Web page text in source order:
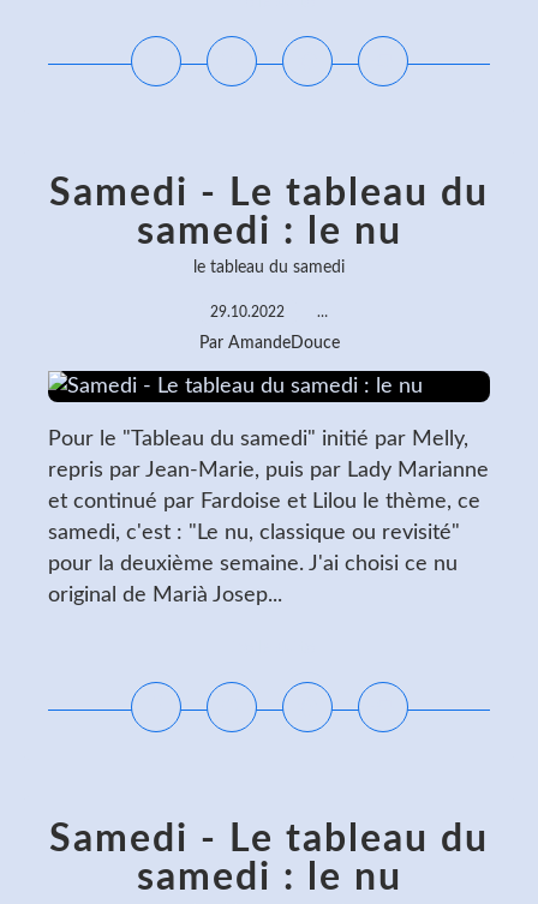
Samedi - Le tableau du
samedi : le nu
le tableau du samedi
29.10.2022 …
Par AmandeDouce
Pour le "Tableau du samedi" initié par Melly,
repris par Jean-Marie, puis par Lady Marianne
et continué par Fardoise et Lilou le thème, ce
samedi, c'est : "Le nu, classique ou revisité"
pour la deuxième semaine. J'ai choisi ce nu
original de Marià Josep...
Samedi - Le tableau du
samedi : le nu